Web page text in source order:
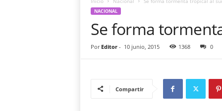
NACIONAL
Se forma
Por Editor- 10 junio, 2015 1368 0
Compartir